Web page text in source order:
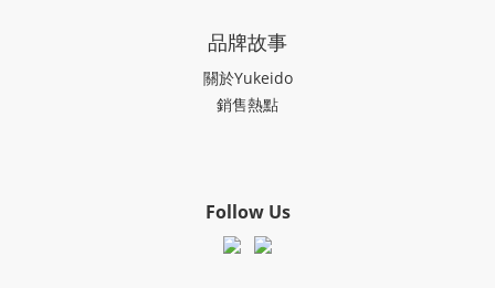
品牌故事
關於Yukeido
銷售熱點
Follow Us